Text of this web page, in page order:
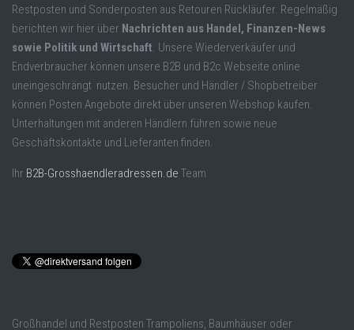
Restposten und Sonderposten aus Retouren Rückläufer. Regelmäßig
berichten wir hier über Nachrichten aus Handel, Finanzen-News
sowie Politik und Wirtschaft. Unsere Wiederverkäufer und
Endverbraucher können unsere B2B und B2c Webseite online
uneingeschrängt nutzen. Besucher und Händler / Shopbetreiber
können Posten Angebote direkt über unseren Webshop kaufen.
Unterhaltungen mit anderen Händlern führen sowie neue
Geschäftskontakte und Lieferanten finden.
Ihr B2B-Grosshaendleradressen.de Team
Großhandel und Restposten Trampoliens, Baumhäuser oder